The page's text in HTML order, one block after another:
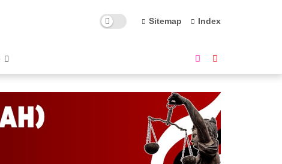
Sitemap Index